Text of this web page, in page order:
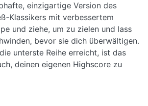
einzigartige Version des
Klassikers mit verbessertem
und ziehe, um zu zielen und lass
bevor sie dich überwältigen.
unterste Reihe erreicht, ist das
deinen eigenen Highscore zu